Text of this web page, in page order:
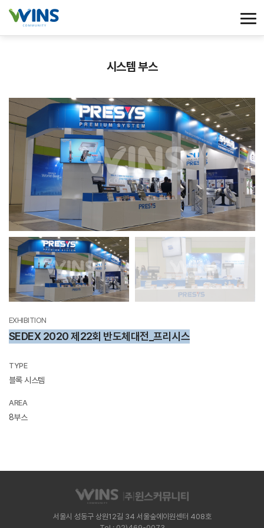
시스템 부스
EXHIBITION
SEDEX 2020 제22회 반도체대전_프리시스
TYPE
블록 시스템
AREA
8부스
서울시 성동구 상원12길 34 서울숲에이원센터 408호